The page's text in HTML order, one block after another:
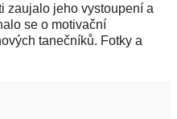
zaujalo jeho vystoupení a
se o motivační
tanečníků. Fotky a